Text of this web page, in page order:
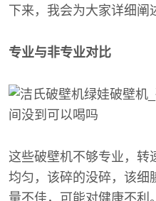
下来，我会为大家详细阐
专业与非专业对比
这些破壁机不够专业，转
均匀，该碎的没碎，该细
量不佳，可能对健康不利